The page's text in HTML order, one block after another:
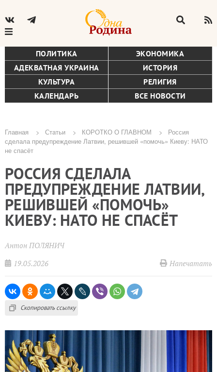
ПОЛИТИКА
ЭКОНОМИКА
АДЕКВАТНАЯ УКРАИНА
ИСТОРИЯ
КУЛЬТУРА
РЕЛИГИЯ
КАЛЕНДАРЬ
ВСЕ НОВОСТИ
Строка
навигации
Главная Статьи КОРОТКО О ГЛАВНОМ
Россия
сделала предупреждение Латвии, решившей «помочь» Киеву: НАТО
не спасёт
РОССИЯ СДЕЛАЛА
ПРЕДУПРЕЖДЕНИЕ ЛАТВИИ,
РЕШИВШЕЙ «ПОМОЧЬ»
КИЕВУ: НАТО НЕ СПАСЁТ
Антон ПОЛЯНИЧ
19.05.2026
Напечатать
Скопировать ссылку